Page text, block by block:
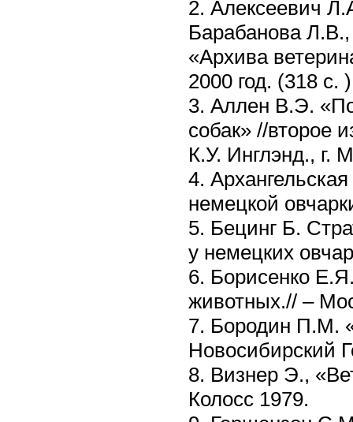
2. Алексеевич
Барабанова
«Архива
2000 год. (318 с. )
3. Аллен В.Э.
собак» //второе
К.У. Инглэнд., г.
4.
немецкой
5. Бецинг Б.
у немецких
6. Борисенко
животных.// –
7. Бородин П.М.
Новосибирский
8. Визнер Э.,
Колосс 1979.